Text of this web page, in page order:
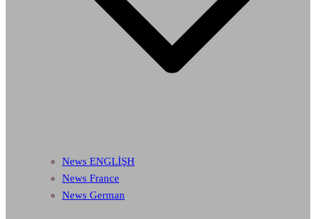
News ENGLİŞH
News France
News German